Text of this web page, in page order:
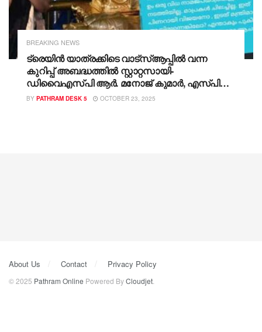
BREAKING NEWS
ട്രെയിൻ യാത്രക്കിടെ വാട്സ്ആപ്പിൽ വന്ന
കുറിപ്പ് അബദ്ധത്തിൽ സ്റ്റാറ്റസായി-
ഡിവൈഎസ്പി ആർ. മനോജ്‌ കുമാർ, എസ്പി
വിശദീകരണം തേടി, നടപടിക്കു സാധ്യത!!
BY PATHRAM DESK 5 OCTOBER 23, 2025
About Us Contact Privacy Policy
© 2025 Pathram Online Powered ByCloudjet